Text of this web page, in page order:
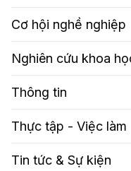
Cơ hội nghề nghiệp
Nghiên cứu khoa
Thông tin
Thực tập - Việc làm
Tin tức & Sự kiện